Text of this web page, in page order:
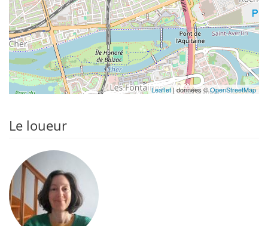
Leaflet| données ©OpenStreetMap
Le loueur